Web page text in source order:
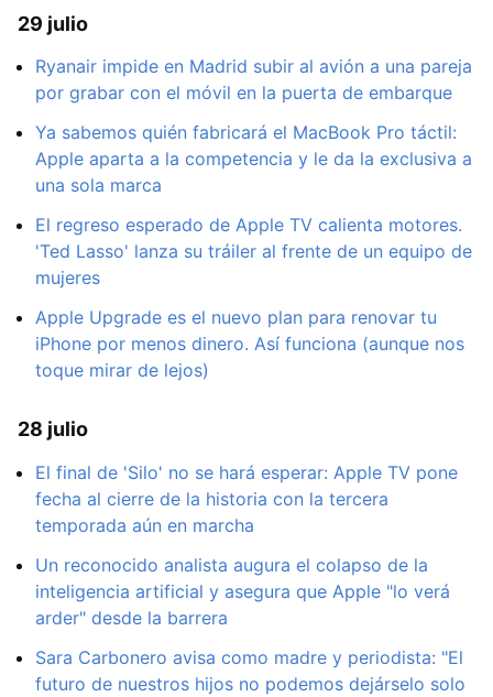
29 julio
Ryanair impide en Madrid subir al avión a una pareja
por grabar con el móvil en la puerta de embarque
Ya sabemos quién fabricará el MacBook Pro táctil:
Apple aparta a la competencia y le da la exclusiva a
una sola marca
El regreso esperado de Apple TV calienta motores.
'Ted Lasso' lanza su tráiler al frente de un equipo de
mujeres
Apple Upgrade es el nuevo plan para renovar tu
iPhone por menos dinero. Así funciona (aunque nos
toque mirar de lejos)
28 julio
El final de 'Silo' no se hará esperar: Apple TV pone
fecha al cierre de la historia con la tercera
temporada aún en marcha
Un reconocido analista augura el colapso de la
inteligencia artificial y asegura que Apple "lo verá
arder" desde la barrera
Sara Carbonero avisa como madre y periodista: "El
futuro de nuestros hijos no podemos dejárselo solo